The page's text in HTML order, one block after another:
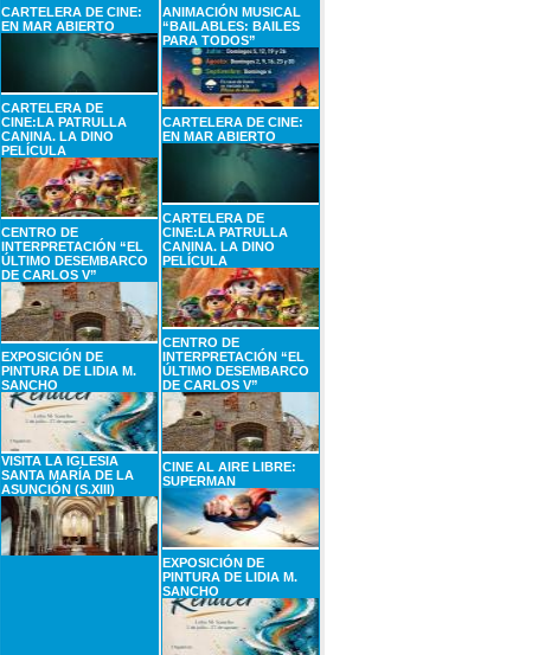
CARTELERA DE CINE:
EN MAR ABIERTO
CARTELERA DE
CINE:LA PATRULLA
CANINA. LA DINO
PELÍCULA
CENTRO DE
INTERPRETACIÓN “EL
ÚLTIMO DESEMBARCO
DE CARLOS V”
EXPOSICIÓN DE
PINTURA DE LIDIA M.
SANCHO
VISITA LA IGLESIA
SANTA MARÍA DE LA
ASUNCIÓN (S.XIII)
ANIMACIÓN MUSICAL
“BAILABLES: BAILES
PARA TODOS”
CARTELERA DE CINE:
EN MAR ABIERTO
CARTELERA DE
CINE:LA PATRULLA
CANINA. LA DINO
PELÍCULA
CENTRO DE
INTERPRETACIÓN “EL
ÚLTIMO DESEMBARCO
DE CARLOS V”
CINE AL AIRE LIBRE:
SUPERMAN
EXPOSICIÓN DE
PINTURA DE LIDIA M.
SANCHO